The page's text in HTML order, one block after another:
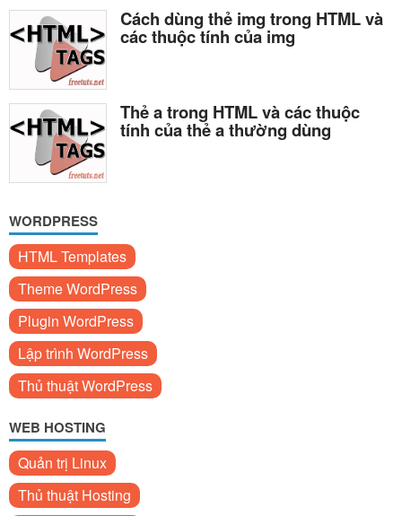
Cách dùng thẻ img trong HTML và
các thuộc tính của img
Thẻ a trong HTML và các thuộc
tính của thẻ a thường dùng
WORDPRESS
HTML Templates
Theme WordPress
Plugin WordPress
Lập trình WordPress
Thủ thuật WordPress
WEB HOSTING
Quản trị Linux
Thủ thuật Hosting